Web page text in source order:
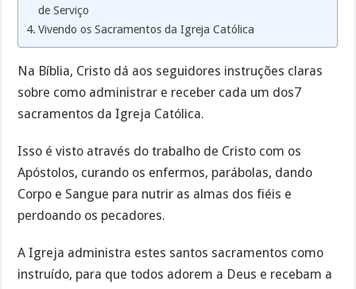
de Serviço
Vivendo os Sacramentos da Igreja Católica
Na Bíblia, Cristo dá aos seguidores instruções claras
sobre como administrar e receber cada um dos7
sacramentos da Igreja Católica.
Isso é visto através do trabalho de Cristo com os
Apóstolos, curando os enfermos, parábolas, dando
Corpo e Sangue para nutrir as almas dos fiéis e
perdoando os pecadores.
A Igreja administra estes santos sacramentos como
instruído, para que todos adorem a Deus e recebam a